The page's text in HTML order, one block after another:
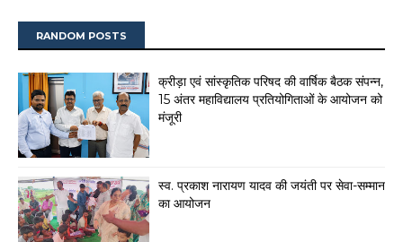
RANDOM POSTS
क्रीड़ा एवं सांस्कृतिक परिषद की वार्षिक बैठक संपन्न,
15 अंतर महाविद्यालय प्रतियोगिताओं के आयोजन को
मंजूरी
स्व. प्रकाश नारायण यादव की जयंती पर सेवा-सम्मान
का आयोजन